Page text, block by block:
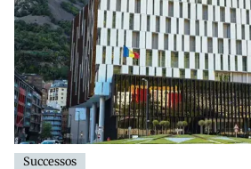
Successos